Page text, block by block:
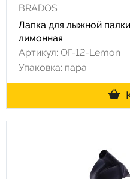
BRADOS
Лапка для лыжной
лимонная
Артикул: ОГ-12-Lemon
Упаковка: пара